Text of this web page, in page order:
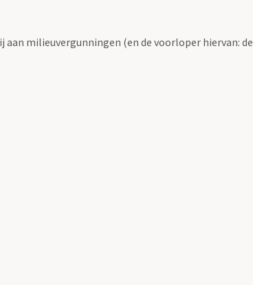
milieuvergunningen (en de voorloper hiervan: de